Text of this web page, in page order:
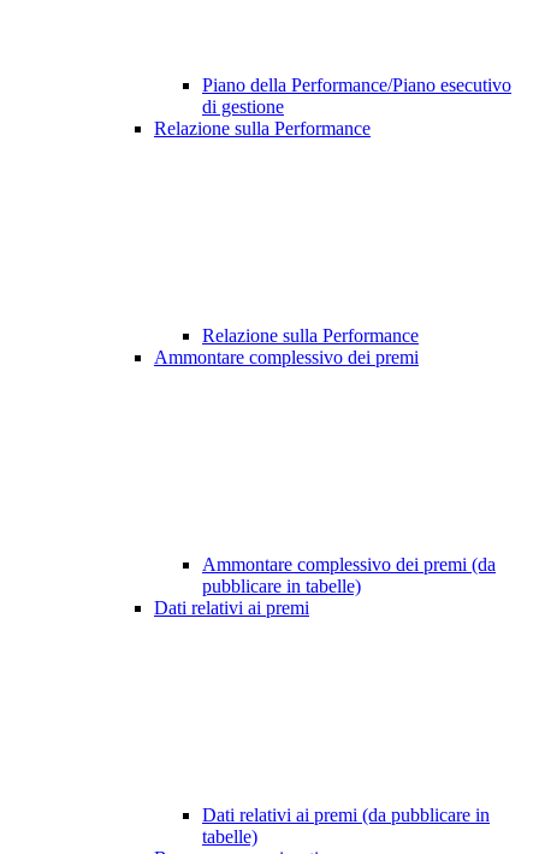
Piano della Performance/Piano esecutivo
di gestione
Relazione sulla Performance
Relazione sulla Performance
Ammontare complessivo dei premi
Ammontare complessivo dei premi (da
pubblicare in tabelle)
Dati relativi ai premi
Dati relativi ai premi (da pubblicare in
tabelle)